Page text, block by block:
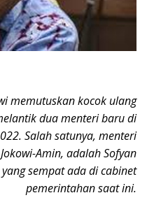
memutuskan kocok ulang
dua menteri baru di
Salah satunya, menteri
Amin, adalah Sofyan
sempat ada di cabinet
pemerintahan saat ini.